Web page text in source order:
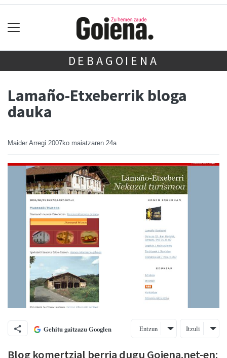
DEBAGOIENA
Lamaño-Etxeberrik bloga
dauka
Maider Arregi 2007ko maiatzaren 24a
Gehitu gaitzazu Googlen Entzun Itzuli
Blog komertzial berria dugu Goiena.net-en: